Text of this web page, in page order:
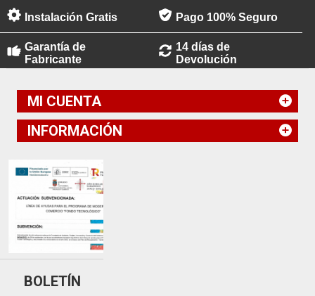
Instalación Gratis Pago 100% Seguro
Garantía de
Fabricante
14 días de
Devolución
MI CUENTA
INFORMACIÓN
BOLETÍN